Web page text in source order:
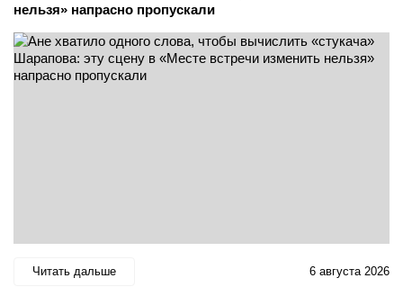
нельзя» напрасно пропускали
Читать дальше 6 августа 2026